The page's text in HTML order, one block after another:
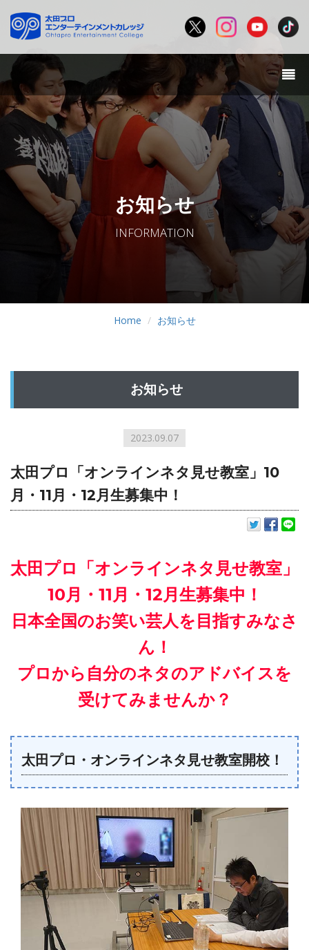
お知らせ
INFORMATION
Home お知らせ
お知らせ
2023.09.07
太田プロ「オンラインネタ見せ教室」10
月・11月・12月生募集中！
太田プロ「オンラインネタ見せ教室」
10月・11月・12月生募集中！
日本全国のお笑い芸人を目指すみなさ
ん！
プロから自分のネタのアドバイスを
受けてみませんか？
太田プロ・オンラインネタ見せ教室開校！